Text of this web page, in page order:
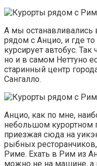
А мы останавливались
рядом с Анцио, и где
курсирует автобус.
но и в самом Неттуно
старинный центр
Сангалло.
Анцио, как по мне,
небольшом курортном
приезжая сюда на
рыбных
Риме. Ехать в Рим из
можно не на машине, а